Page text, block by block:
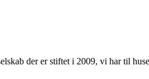
der er stiftet i 2009, vi har til